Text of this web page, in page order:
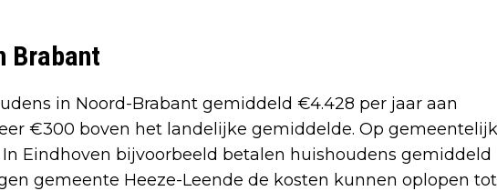
Brabant
in Noord-Brabant gemiddeld €4.428 per jaar aan
€300 boven het landelijke gemiddelde. Op gemeentelijk
Eindhoven bijvoorbeeld betalen huishoudens gemiddeld
gemeente Heeze-Leende de kosten kunnen oplopen tot